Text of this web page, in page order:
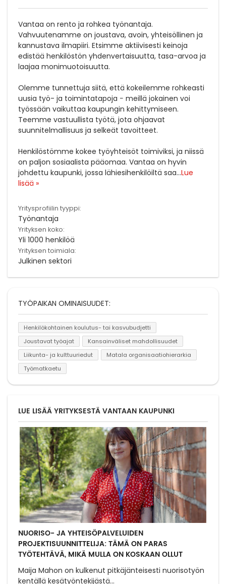
Vantaa on rento ja rohkea työnantaja.
Vahvuutenamme on joustava, avoin, yhteisöllinen ja
kannustava ilmapiiri. Etsimme aktiivisesti keinoja
edistää henkilöstön yhdenvertaisuutta, tasa-arvoa ja
laajaa monimuotoisuutta.
Olemme tunnettuja siitä, että kokeilemme rohkeasti
uusia työ- ja toimintatapoja − meillä jokainen voi
työssään vaikuttaa kaupungin kehittymiseen.
Teemme vastuullista työtä, jota ohjaavat
suunnitelmallisuus ja selkeät tavoitteet.
Henkilöstömme kokee työyhteisöt toimiviksi, ja niissä
on paljon sosiaalista pääomaa. Vantaa on hyvin
johdettu kaupunki, jossa lähiesihenkilöiltä saa...Lue
lisää »
Yritysprofiilin tyyppi:
Työnantaja
Yrityksen koko:
Yli 1000 henkilöä
Yrityksen toimiala:
Julkinen sektori
TYÖPAIKAN OMINAISUUDET:
Henkilökohtainen koulutus- tai kasvubudjetti
Joustavat työajat
Kansainväliset mahdollisuudet
Liikunta- ja kulttuuriedut
Matala organisaatiohierarkia
Työmatkaetu
LUE LISÄÄ YRITYKSESTÄ VANTAAN KAUPUNKI
NUORISO- JA YHTEISÖPALVELUIDEN
PROJEKTISUUNNITTELIJA: TÄMÄ ON PARAS
TYÖTEHTÄVÄ, MIKÄ MULLA ON KOSKAAN OLLUT
Maija Mahon on kulkenut pitkäjänteisesti nuorisotyön
kentällä kesätyöntekijästä...